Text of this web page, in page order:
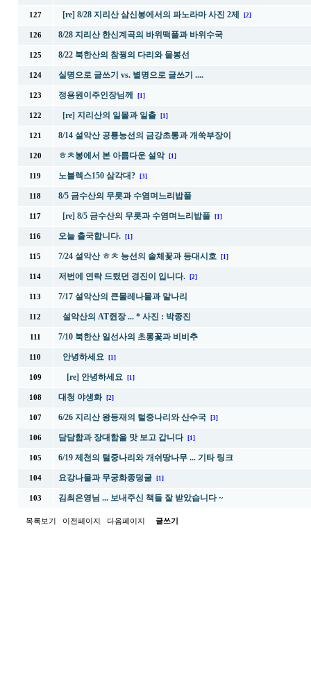
127 [re] 8/28 지리산 삼신봉에서의 파노라마 사진 2제 [2]
126 8/28 지리산 한신계곡의 바위떡풀과 바위수국
125 8/22 북한산의 참꿩의 다리와 물봉선
124 실명으로 글쓰기 vs. 별명으로 글쓰기 ....
123 정용원이주인장님께 [1]
122 [re] 지리산의 일몰과 일출 [1]
121 8/14 설악산 공룡능선의 금강초롱과 개쑥부장이
120 ㅎㅊ봉에서 본 아름다운 설악 [1]
119 노블렉스150 삼각대? [3]
118 8/5 금수산의 무릇과 수염며느리밥풀
117 [re] 8/5 금수산의 무릇과 수염며느리밥풀 [1]
116 오늘 출국합니다. [1]
115 7/24 설악산 ㅎㅊ 능선의 솔체꽃과 등대시호 [1]
114 저번에 연락 드렸던 경진이 입니다. [2]
113 7/17 설악산의 큰물레나물과 말나리
112 설악산의 AT쥔장 ... * 사진 : 박종진
111 7/10 북한산 일선사의 초롱꽃과 비비추
110 안녕하세요 [1]
109 [re] 안녕하세요 [1]
108 대청 야생화 [2]
107 6/26 지리산 왕등재의 털중나리와 산수국 [3]
106 담담함과 장대함을 맛 보고 갑니다 [1]
105 6/19 제천의 털중나리와 개쉬땅나무 ... 기타 링크
104 요강나물과 무궁화종덩굴 [1]
103 김최은영님 ... 보내주신 책들 잘 받았습니다 ~
목록보기 이전페이지 다음페이지 글쓰기